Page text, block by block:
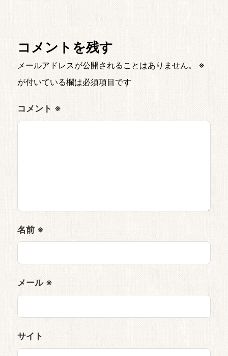
コメントを残す
メールアドレスが公開されることはありません。
※
が付いている欄は必須項目です
コメント ※
名前 ※
メール ※
サイト